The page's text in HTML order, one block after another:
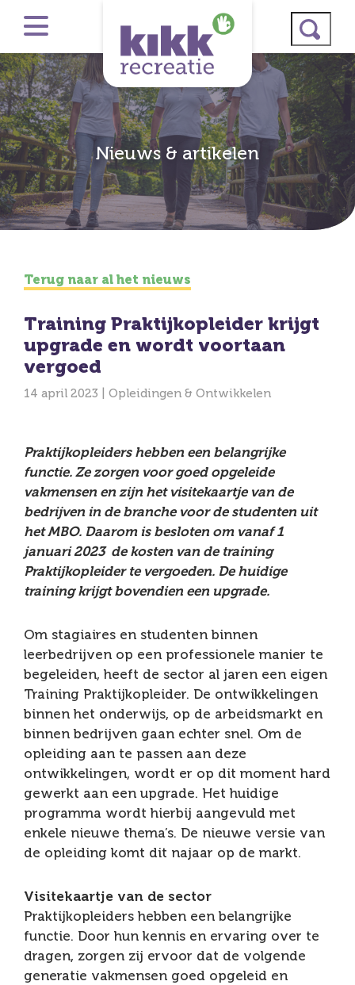
Nieuws & artikelen
Terug naar al het nieuws
Training Praktijkopleider krijgt
upgrade en wordt voortaan
vergoed
14 april 2023 | Opleidingen & Ontwikkelen
Praktijkopleiders hebben een belangrijke
functie. Ze zorgen voor goed opgeleide
vakmensen en zijn het visitekaartje van de
bedrijven in de branche voor de studenten uit
het MBO. Daarom is besloten om vanaf 1
januari 2023 de kosten van de training
Praktijkopleider te vergoeden. De huidige
training krijgt bovendien een upgrade.
Om stagiaires en studenten binnen
leerbedrijven op een professionele manier te
begeleiden, heeft de sector al jaren een eigen
Training Praktijkopleider. De ontwikkelingen
binnen het onderwijs, op de arbeidsmarkt en
binnen bedrijven gaan echter snel. Om de
opleiding aan te passen aan deze
ontwikkelingen, wordt er op dit moment hard
gewerkt aan een upgrade. Het huidige
programma wordt hierbij aangevuld met
enkele nieuwe thema’s. De nieuwe versie van
de opleiding komt dit najaar op de markt.
Visitekaartje van de sector
Praktijkopleiders hebben een belangrijke
functie. Door hun kennis en ervaring over te
dragen, zorgen zij ervoor dat de volgende
generatie vakmensen goed opgeleid en